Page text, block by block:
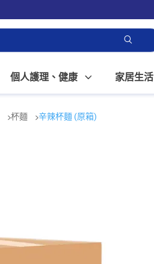
個人護理、健康 家居生活
杯麵 辛辣杯麵 (原箱)